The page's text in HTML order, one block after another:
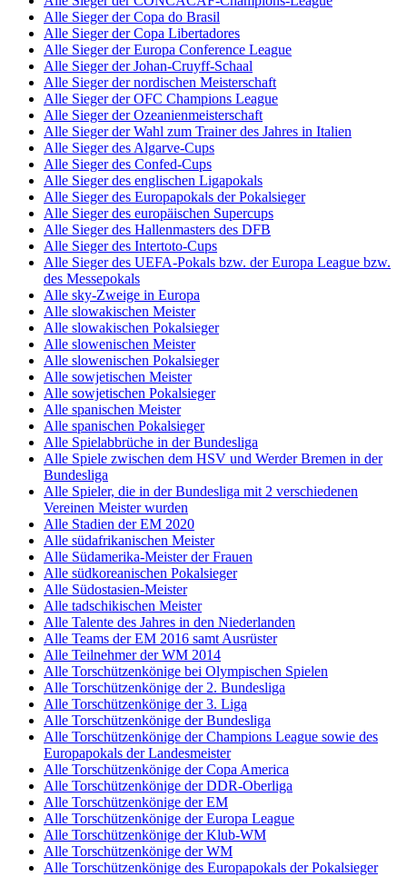
Alle Sieger der Copa do Brasil
Alle Sieger der Copa Libertadores
Alle Sieger der Europa Conference League
Alle Sieger der Johan-Cruyff-Schaal
Alle Sieger der nordischen Meisterschaft
Alle Sieger der OFC Champions League
Alle Sieger der Ozeanienmeisterschaft
Alle Sieger der Wahl zum Trainer des Jahres in Italien
Alle Sieger des Algarve-Cups
Alle Sieger des Confed-Cups
Alle Sieger des englischen Ligapokals
Alle Sieger des Europapokals der Pokalsieger
Alle Sieger des europäischen Supercups
Alle Sieger des Hallenmasters des DFB
Alle Sieger des Intertoto-Cups
Alle Sieger des UEFA-Pokals bzw. der Europa League bzw.
des Messepokals
Alle sky-Zweige in Europa
Alle slowakischen Meister
Alle slowakischen Pokalsieger
Alle slowenischen Meister
Alle slowenischen Pokalsieger
Alle sowjetischen Meister
Alle sowjetischen Pokalsieger
Alle spanischen Meister
Alle spanischen Pokalsieger
Alle Spielabbrüche in der Bundesliga
Alle Spiele zwischen dem HSV und Werder Bremen in der
Bundesliga
Alle Spieler, die in der Bundesliga mit 2 verschiedenen
Vereinen Meister wurden
Alle Stadien der EM 2020
Alle südafrikanischen Meister
Alle Südamerika-Meister der Frauen
Alle südkoreanischen Pokalsieger
Alle Südostasien-Meister
Alle tadschikischen Meister
Alle Talente des Jahres in den Niederlanden
Alle Teams der EM 2016 samt Ausrüster
Alle Teilnehmer der WM 2014
Alle Torschützenkönige bei Olympischen Spielen
Alle Torschützenkönige der 2. Bundesliga
Alle Torschützenkönige der 3. Liga
Alle Torschützenkönige der Bundesliga
Alle Torschützenkönige der Champions League sowie des
Europapokals der Landesmeister
Alle Torschützenkönige der Copa America
Alle Torschützenkönige der DDR-Oberliga
Alle Torschützenkönige der EM
Alle Torschützenkönige der Europa League
Alle Torschützenkönige der Klub-WM
Alle Torschützenkönige der WM
Alle Torschützenkönige des Europapokals der Pokalsieger